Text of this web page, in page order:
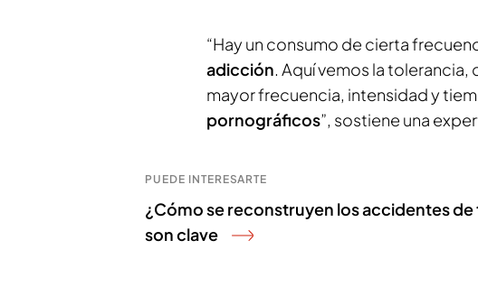
“Hay un consumo de cierta
adicción. Aquí vemos la tolerancia,
mayor frecuencia, intensidad y
pornográficos”, sostiene una
PUEDE INTERESARTE
¿Cómo se reconstruyen los accidentes
son clave